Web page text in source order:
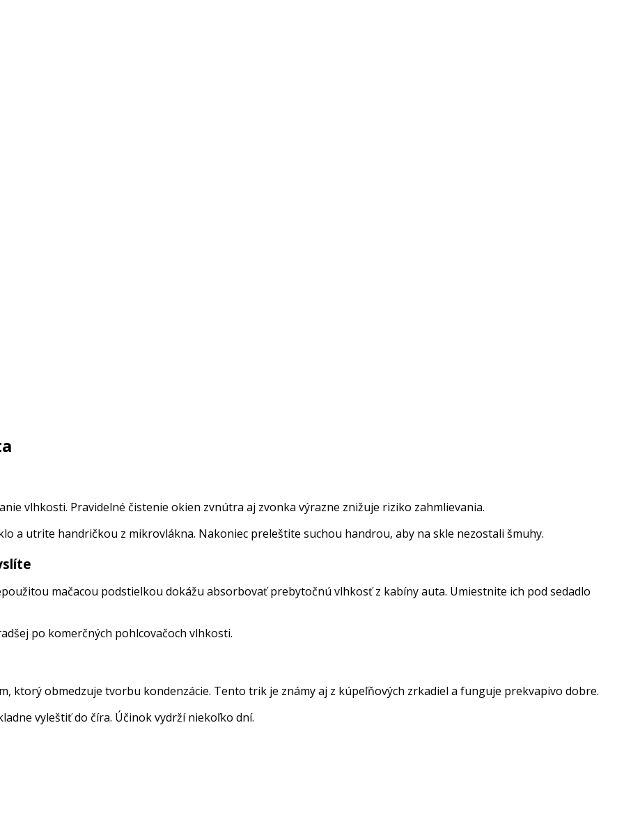
vlhkosti. Pravidelné čistenie okien zvnútra aj zvonka výrazne znižuje riziko zahmlievania.
a utrite handričkou z mikrovlákna. Nakoniec preleštite suchou handrou, aby na skle nezostali šmuhy.
mačacou podstielkou dokážu absorbovať prebytočnú vlhkosť z kabíny auta. Umiestnite ich pod sedadlo
po komerčných pohlcovačoch vlhkosti.
ktorý obmedzuje tvorbu kondenzácie. Tento trik je známy aj z kúpeľňových zrkadiel a funguje prekvapivo dobre.
vyleštiť do číra. Účinok vydrží niekoľko dní.